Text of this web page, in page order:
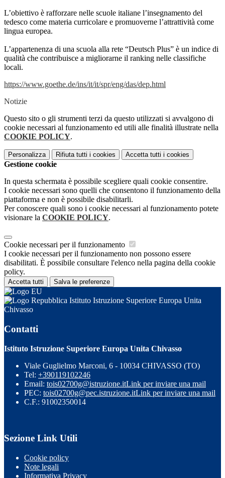
L’obiettivo è rafforzare nelle scuole italiane l’insegnamento del
tedesco come materia curricolare e promuoverne l’attrattività come
lingua europea.
L’appartenenza di una scuola alla rete “Deutsch Plus” è un indice di
qualità che contribuisce a migliorarne il ranking nelle classifiche
locali.
https://www.goethe.de/ins/it/it/spr/eng/das/dep.html
Notizie
Questo sito o gli strumenti terzi da questo utilizzati si avvalgono di
cookie necessari al funzionamento ed utili alle finalità illustrate nella
COOKIE POLICY.
Personalizza Rifiuta tutti i cookies Accetta tutti i cookies
Gestione cookie
In questa schermata è possibile scegliere quali cookie consentire.
I cookie necessari sono quelli che consentono il funzionamento della
piattaforma e non è possibile disabilitarli.
Per conoscere quali sono i cookie necessari al funzionamento potete
visionare la COOKIE POLICY.
Cookie necessari per il funzionamento
I cookie necessari per il funzionamento non possono essere
disabilitati. È possibile consultare l'elenco nella pagina della cookie
policy.
Accetta tutti Salva le preferenze
Istituto Istruzione Superiore Europa Unita
Chivasso
Contatti
Istituto Istruzione Superiore Europa Unita Chivasso
Viale Guglielmo Marconi, 6 - 10034 CHIVASSO (TO)
Tel: +390119102246
Email: tois02700g@istruzione.itLink per inviare una mail
PEC: tois02700g@pec.istruzione.itLink per inviare una mail
C.F.: 91002350014
Sezione Link Utili
Cookie policy
Note legali
Informativa Privacy